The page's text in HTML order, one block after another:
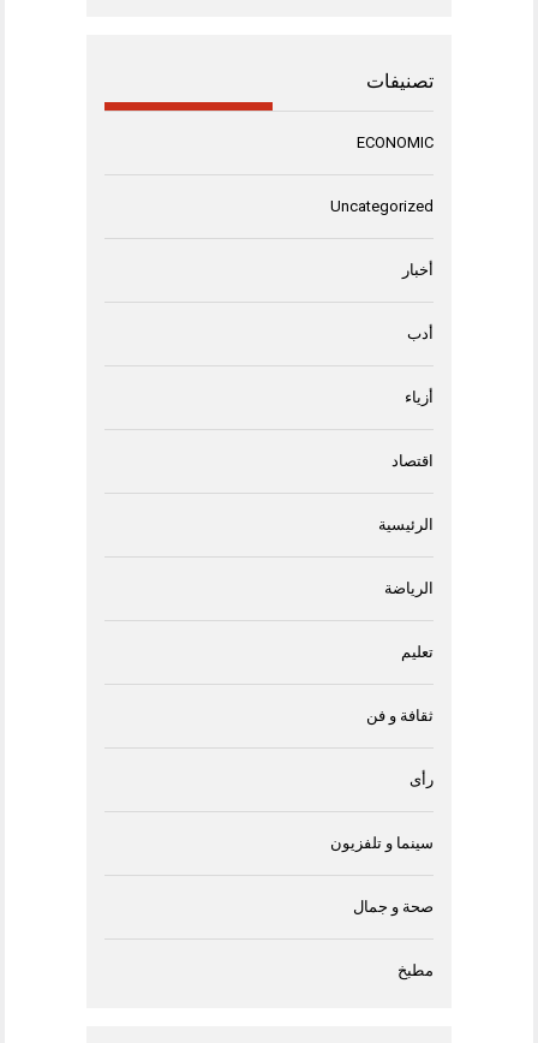
تصنيفات
ECONOMIC
Uncategorized
أخبار
أدب
أزياء
اقتصاد
الرئيسية
الرياضة
تعليم
ثقافة و فن
رأى
سينما و تلفزيون
صحة و جمال
مطبخ